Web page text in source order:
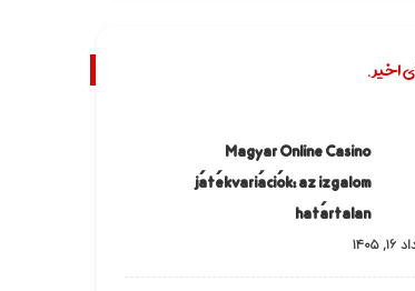
Magyar Online Casino
játékvariációk: az izgalom
határtalan
۱۴۰۵